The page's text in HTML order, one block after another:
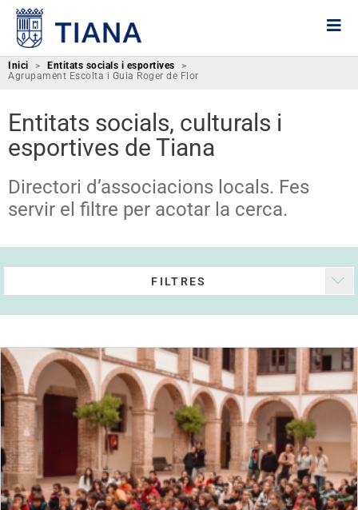
Inici > Entitats socials i esportives
>
Agrupament Escolta i Guia Roger de Flor
Entitats socials, culturals i
esportives de Tiana
Directori d’associacions locals. Fes
servir el filtre per acotar la cerca.
FILTRES